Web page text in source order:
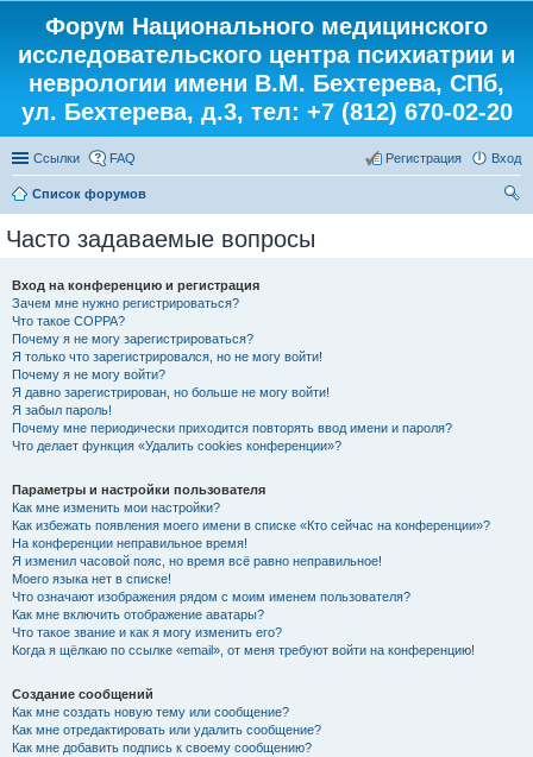
Форум Национального медицинского
исследовательского центра психиатрии и
неврологии имени В.М. Бехтерева, СПб,
ул. Бехтерева, д.3, тел: +7 (812) 670-02-20
Ссылки FAQ Вход
Регистрация
Список форумов
Часто задаваемые вопросы
Вход на конференцию и регистрация
Зачем мне нужно регистрироваться?
Что такое COPPA?
Почему я не могу зарегистрироваться?
Я только что зарегистрировался, но не могу войти!
Почему я не могу войти?
Я давно зарегистрирован, но больше не могу войти!
Я забыл пароль!
Почему мне периодически приходится повторять ввод имени и пароля?
Что делает функция «Удалить cookies конференции»?
Параметры и настройки пользователя
Как мне изменить мои настройки?
Как избежать появления моего имени в списке «Кто сейчас на конференции»?
На конференции неправильное время!
Я изменил часовой пояс, но время всё равно неправильное!
Моего языка нет в списке!
Что означают изображения рядом с моим именем пользователя?
Как мне включить отображение аватары?
Что такое звание и как я могу изменить его?
Когда я щёлкаю по ссылке «email», от меня требуют войти на конференцию!
Создание сообщений
Как мне создать новую тему или сообщение?
Как мне отредактировать или удалить сообщение?
Как мне добавить подпись к своему сообщению?